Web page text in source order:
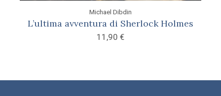
Michael Dibdin
L’ultima avventura di Sherlock Holmes
11,90 €